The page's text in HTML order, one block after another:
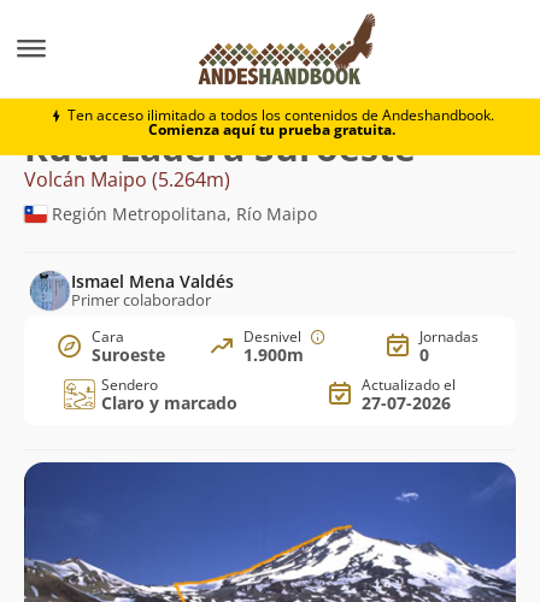
Ten acceso ilimitado a todos los contenidos de Andeshandbook.
Comienza aquí tu prueba gratuita.
Volcán Maipo Ladera Suroeste
Ruta Ladera Suroeste
Volcán Maipo (5.264m)
Región Metropolitana, Río Maipo
Ismael Mena Valdés
Primer colaborador
Cara
Suroeste
Desnivel
1.900m
Jornadas
0
Sendero
Claro y marcado
Actualizado el
27-07-2026